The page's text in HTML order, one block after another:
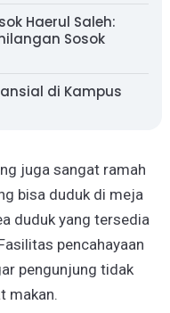
Haerul Saleh:
Sosok
di Kampus
juga sangat ramah
bisa duduk di meja
duduk yang tersedia
pencahayaan
pengunjung tidak
makan.